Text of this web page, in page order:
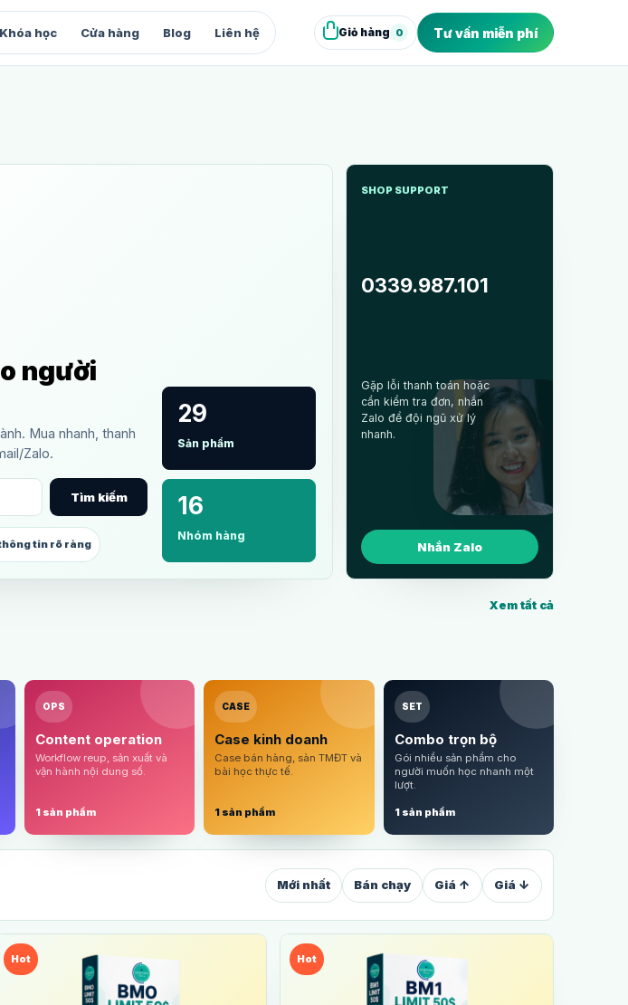
Khóa học Cửa hàng Blog Liên hệ Giỏ hàng 0 Tư vấn miễn phí
người
Mua nhanh, thanh
Zalo.
Tìm kiếm
tin rõ ràng
29
Sản phẩm
16
Nhóm hàng
SHOP SUPPORT
0339.987.101
Gặp lỗi thanh toán hoặc
cần kiểm tra đơn, nhắn
Zalo để đội ngũ xử lý
nhanh.
Nhắn Zalo
Xem tất cả
OPS
Content operation
Workflow reup, sản xuất và
vận hành nội dung số.
1 sản phẩm
CASE
Case kinh doanh
Case bán hàng, sàn TMĐT và
bài học thực tế.
1 sản phẩm
SET
Combo trọn bộ
Gói nhiều sản phẩm cho
người muốn học nhanh một
lượt.
1 sản phẩm
Mới nhất Bán chạy Giá ↑ Giá ↓
Hot Hot